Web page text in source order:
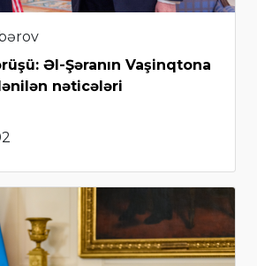
Əl-Şəranın Vaşinqtona
nəticələri